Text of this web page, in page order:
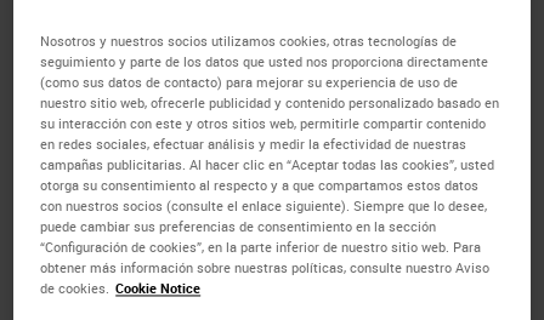
Esta tecnología se basa en una hibridación
sustractiva patentada que elimina específicamente
todos los elementos repetitivos dispersos por el
Nosotros y nuestros socios utilizamos cookies, otras tecnologías de
seguimiento y parte de los datos que usted nos proporciona directamente
(como sus datos de contacto) para mejorar su experiencia de uso de
nuestro sitio web, ofrecerle publicidad y contenido personalizado basado en
su interacción con este y otros sitios web, permitirle compartir contenido
en redes sociales, efectuar análisis y medir la efectividad de nuestras
campañas publicitarias. Al hacer clic en “Aceptar todas las cookies”, usted
otorga su consentimiento al respecto y a que compartamos estos datos
con nuestros socios (consulte el enlace siguiente). Siempre que lo desee,
puede cambiar sus preferencias de consentimiento en la sección
“Configuración de cookies”, en la parte inferior de nuestro sitio web. Para
obtener más información sobre nuestras políticas, consulte nuestro Aviso
de cookies. Cookie Notice